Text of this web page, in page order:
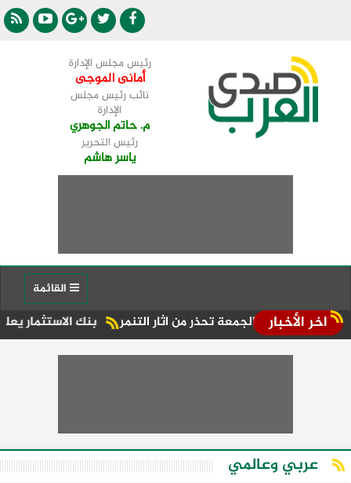
رئيس مجلس الإدارة
أمانى الموجى
نائب رئيس مجلس
الإدارة
م. حاتم الجوهري
رئيس التحرير
ياسر هاشم
اخر الأخبار بنك الاستثمار يعلن نتائج قوية للنصف الأول من الجمعة تحذر من اثار التنمر
عربي وعالمي